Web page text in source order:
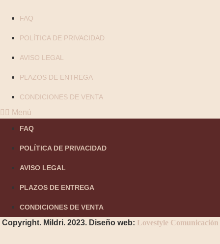
FAQ
POLÍTICA DE PRIVACIDAD
AVISO LEGAL
PLAZOS DE ENTREGA
CONDICIONES DE VENTA
Menú
FAQ
POLÍTICA DE PRIVACIDAD
AVISO LEGAL
PLAZOS DE ENTREGA
CONDICIONES DE VENTA
Copyright. Mildri. 2023. Diseño web: Lovestyle Comunicación